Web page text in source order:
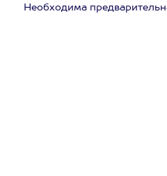
Необходима